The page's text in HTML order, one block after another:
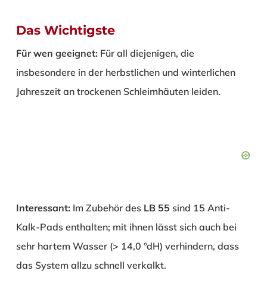
Das Wichtigste
Für wen geeignet: Für all diejenigen, die
insbesondere in der herbstlichen und winterlichen
Jahreszeit an trockenen Schleimhäuten leiden.
Interessant: Im Zubehör des LB 55 sind 15 Anti-
Kalk-Pads enthalten; mit ihnen lässt sich auch bei
sehr hartem Wasser (> 14,0 °dH) verhindern, dass
das System allzu schnell verkalkt.